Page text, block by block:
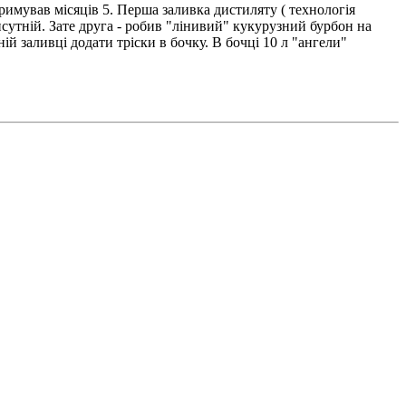
місяців 5. Перша заливка дистиляту ( технологія
Зате друга - робив "лінивий" кукурузний бурбон на
заливці додати тріски в бочку. В бочці 10 л "ангели"